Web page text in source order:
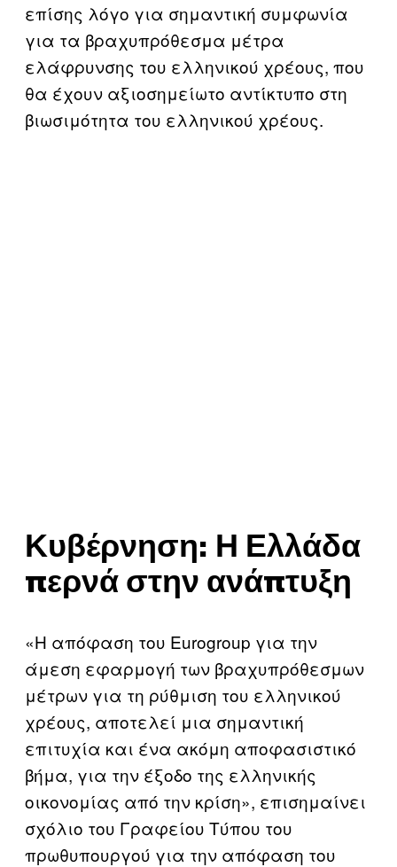
επίσης λόγο για σημαντική συμφωνία
για τα βραχυπρόθεσμα μέτρα
ελάφρυνσης του ελληνικού χρέους, που
θα έχουν αξιοσημείωτο αντίκτυπο στη
βιωσιμότητα του ελληνικού χρέους.
Κυβέρνηση: Η Ελλάδα
περνά στην ανάπτυξη
«Η απόφαση του Eurogroup για την
άμεση εφαρμογή των βραχυπρόθεσμων
μέτρων για τη ρύθμιση του ελληνικού
χρέους, αποτελεί μια σημαντική
επιτυχία και ένα ακόμη αποφασιστικό
βήμα, για την έξοδο της ελληνικής
οικονομίας από την κρίση», επισημαίνει
σχόλιο του Γραφείου Τύπου του
πρωθυπουργού για την απόφαση του